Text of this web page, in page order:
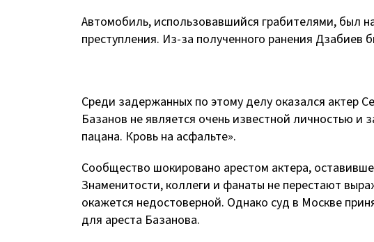
Автомобиль, использовавшийся грабителями, был
преступления. Из-за полученного ранения Дзабиев
Среди задержанных по этому делу оказался актер
Базанов не является очень известной личностью и
пацана. Кровь на асфальте».
Сообщество шокировано арестом актера,
Знаменитости, коллеги и фанаты не перестают
окажется недостоверной. Однако суд в Москве
для ареста Базанова.